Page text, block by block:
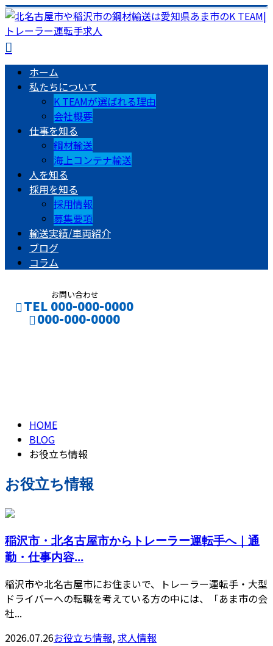
ホーム
私たちについて
K TEAMが選ばれる理由
会社概要
仕事を知る
鋼材輸送
海上コンテナ輸送
人を知る
採用を知る
採用情報
募集要項
輸送実績/車両紹介
ブログ
コラム
お問い合わせ
TEL 000-000-0000
000-000-0000
HOME
BLOG
お役立ち情報
お役立ち情報
稲沢市・北名古屋市からトレーラー運転手へ｜通
勤・仕事内容...
稲沢市や北名古屋市にお住まいで、トレーラー運転手・大型
ドライバーへの転職を考えている方の中には、「あま市の会
社...
2026.07.26お役立ち情報,求人情報